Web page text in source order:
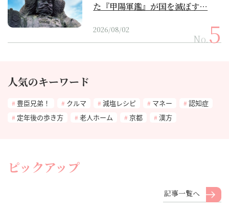
た『甲陽軍鑑』が国を滅ぼす…
2026/08/02
No.
人気のキーワード
豊臣兄弟！ クルマ 減塩レシピ マネー
認知症
定年後の歩き方
老人ホーム 京都 漢方
ピックアップ
記事一覧へ